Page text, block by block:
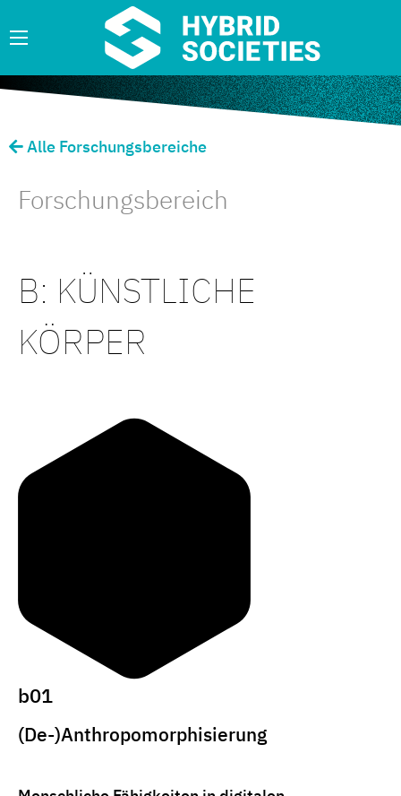
Alle Forschungsbereiche
Forschungsbereich
B: KÜNSTLICHE
KÖRPER
b01
(De-)Anthropomorphisierung